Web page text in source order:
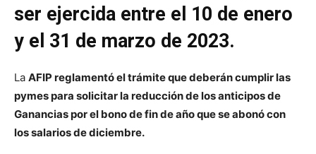
ser ejercida entre el 10 de enero
y el 31 de marzo de 2023.
La AFIP reglamentó el trámite que deberán cumplir las
pymes para solicitar la reducción de los anticipos de
Ganancias por el bono de fin de año que se abonó con
los salarios de diciembre.